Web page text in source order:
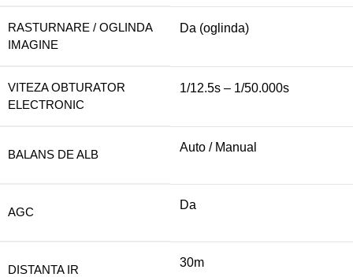
RASTURNARE / OGLINDA
IMAGINE
Da (oglinda)
VITEZA OBTURATOR
ELECTRONIC
1/12.5s – 1/50.000s
BALANS DE ALB
Auto / Manual
AGC
Da
DISTANTA IR
30m